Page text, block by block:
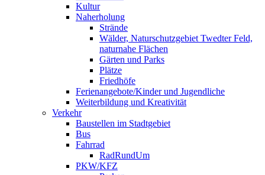
Kultur
Naherholung
Strände
Wälder, Naturschutzgebiet Twedter Feld,
naturnahe Flächen
Gärten und Parks
Plätze
Friedhöfe
Ferienangebote/Kinder und Jugendliche
Weiterbildung und Kreativität
Verkehr
Baustellen im Stadtgebiet
Bus
Fahrrad
RadRundUm
PKW/KFZ